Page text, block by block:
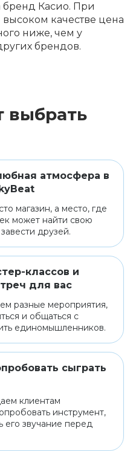
бренд Касио. При
качестве цена
ниже, чем у
брендов.
выбрать
атмосфера в
магазин, а место, где
может найти свою
друзей.
классов и
для вас
разные мероприятия,
и общаться с
единомышленников.
сыграть
клиентам
инструмент,
его звучание перед